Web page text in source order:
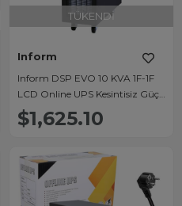
TÜKENDI
Inform
Inform DSP EVO 10 KVA 1F-1F
LCD Online UPS Kesintisiz Güç
Kaynağı 3-7 Dk (20x7Ah)
$1,625.10